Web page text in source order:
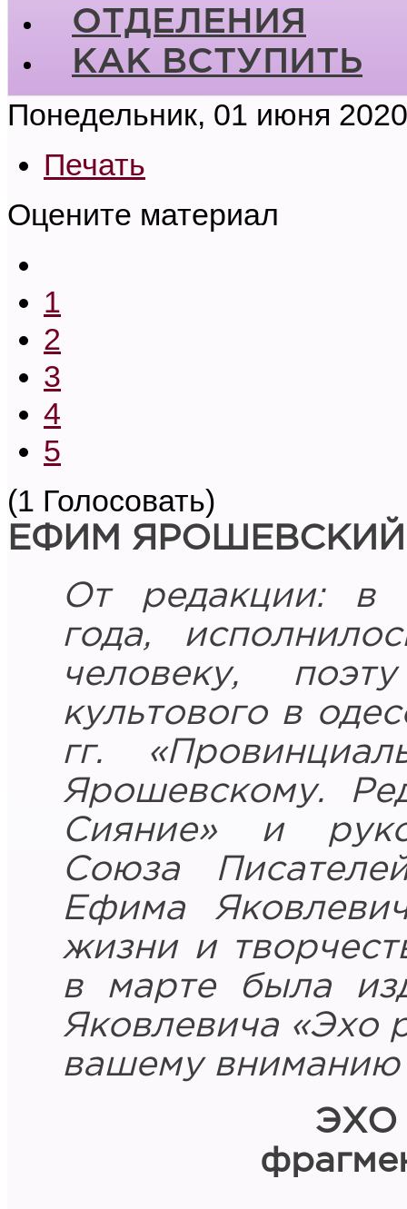
ОТДЕЛЕНИЯ
КАК ВСТУПИТЬ
Понедельник, 01 июня
Печать
Оцените материал
1
2
3
4
5
(1 Голосовать)
ЕФИМ ЯРОШЕВСКИЙ
От редакции: в
года,
человеку,
культового в
гг.
Ярошевскому.
Сияние» и
Союза
Ефима
жизни и
в марте была
Яковлевича «Эхо
вашему вниманию
ЭХО